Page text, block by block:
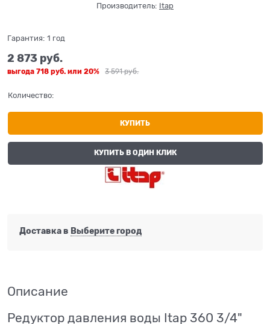
Производитель: Itap
Гарантия: 1 год
3 591 руб.
2 873 руб.
выгода 718 руб. или 20%
Количество:
КУПИТЬ
КУПИТЬ В ОДИН КЛИК
Доставка в Выберите город
Описание
Редуктор давления воды Itap 360 3/4"